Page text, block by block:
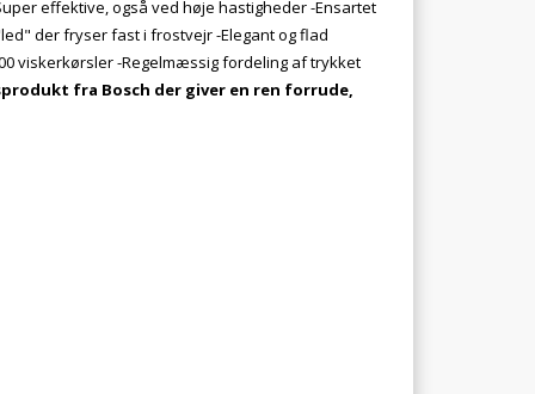
effektive, også ved høje hastigheder -Ensartet
der fryser fast i frostvejr -Elegant og flad
viskerkørsler -Regelmæssig fordeling af trykket
fra Bosch der giver en ren forrude,